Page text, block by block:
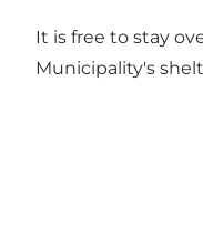
It is free to stay
Municipality's